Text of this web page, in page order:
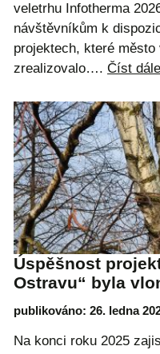
veletrhu Infotherma
návštěvníkům k
projektech, které
zrealizovalo…. Číst
Úspěšnost
Ostravu“ byla
publikováno: 26. ledna
Na konci roku 2025